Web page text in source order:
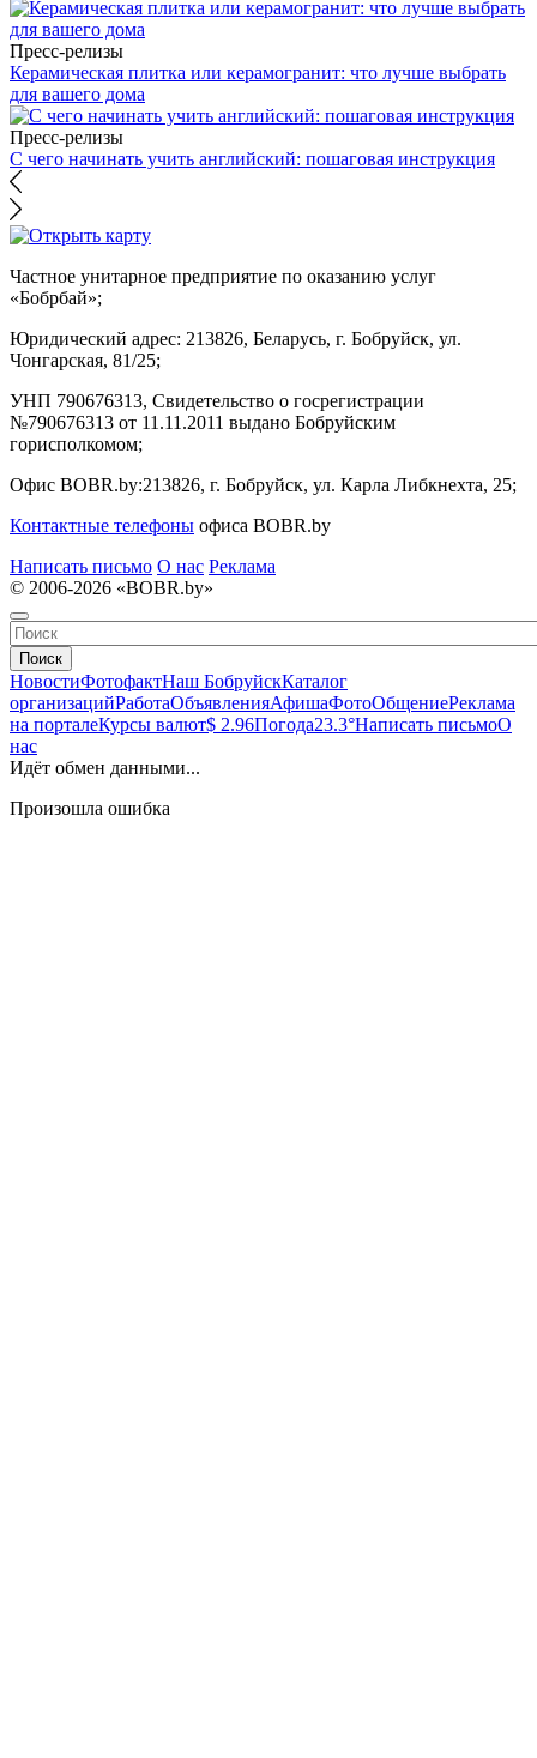
Пресс-релизы
Керамическая плитка или керамогранит: что лучше выбрать
для вашего дома
Пресс-релизы
С чего начинать учить английский: пошаговая инструкция
Частное унитарное предприятие по оказанию услуг
«Бобрбай»;
Юридический адрес: 213826, Беларусь, г. Бобруйск, ул.
Чонгарская, 81/25;
УНП 790676313, Свидетельство о госрегистрации
№790676313 от 11.11.2011 выдано Бобруйским
горисполкомом;
Офис BOBR.by:213826, г. Бобруйск, ул. Карла Либкнехта, 25;
Контактные телефоны офиса BOBR.by
Написать письмо О нас Реклама
© 2006-2026 «BOBR.by»
Поиск
НовостиФотофактНаш БобруйскКаталог
организацийРаботаОбъявленияАфишаФотоОбщениеРеклама
на порталеКурсы валют$ 2.96Погода23.3°Написать письмоО
нас
Идёт обмен данными...
Произошла ошибка